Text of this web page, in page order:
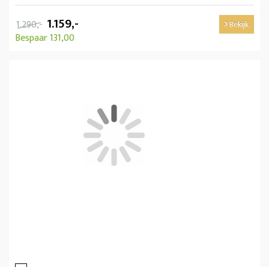
1.290,- 1.159,-
Bespaar 131,00
Bekijk